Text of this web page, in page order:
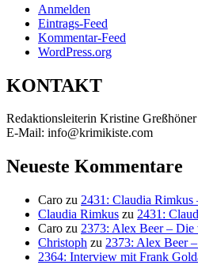
Anmelden
Eintrags-Feed
Kommentar-Feed
WordPress.org
KONTAKT
Redaktionsleiterin Kristine Greßhöner
E-Mail: info@krimikiste.com
Neueste Kommentare
Caro zu 2431: Claudia
Claudia Rimkus zu 2431:
Caro zu 2373: Alex Beer – Die
Christoph zu 2373: Alex Beer
2364: Interview mit Frank